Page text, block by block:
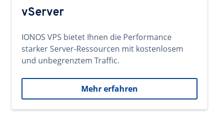
vServer
IONOS VPS bietet Ihnen die Performance
starker Server-Ressourcen mit kostenlosem
und unbegrenztem Traffic.
Mehr erfahren